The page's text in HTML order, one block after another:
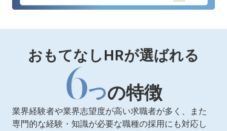
おもてなしHRが選ばれる
6つの特徴
業界経験者や業界志望度が高い求職者が多く、また
専門的な経験・知識が必要な職種の採用にも対応し